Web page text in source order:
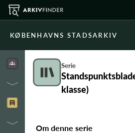
KØBENHAVNS STADSARKIV
Serie
klasse)
Om denne serie